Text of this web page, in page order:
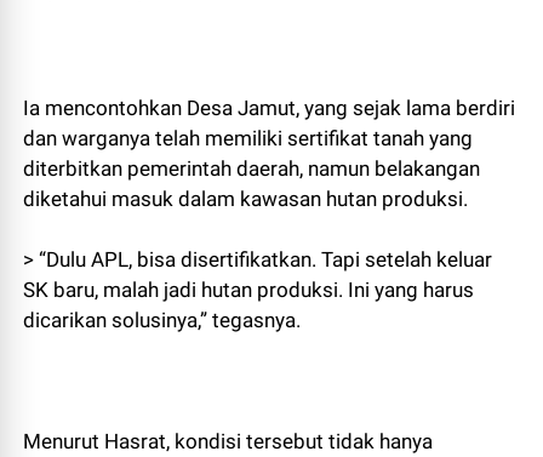
Ia mencontohkan Desa Jamut, yang sejak lama berdiri
dan warganya telah memiliki sertifikat tanah yang
diterbitkan pemerintah daerah, namun belakangan
diketahui masuk dalam kawasan hutan produksi.
> “Dulu APL, bisa disertifikatkan. Tapi setelah keluar
SK baru, malah jadi hutan produksi. Ini yang harus
dicarikan solusinya,” tegasnya.
Menurut Hasrat, kondisi tersebut tidak hanya